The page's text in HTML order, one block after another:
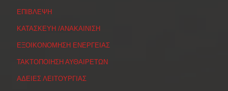
ΕΠΙΒΛΕΨΗ
ΚΑΤΑΣΚΕΥΗ /ΑΝΑΚΑΙΝΙΣΗ
ΕΞΟΙΚΟΝΟΜΗΣΗ ΕΝΕΡΓΕΙΑΣ
ΤΑΚΤΟΠΟΙΗΣΗ ΑΥΘΑΙΡΕΤΩΝ
ΑΔΕΙΕΣ ΛΕΙΤΟΥΡΓΙΑΣ